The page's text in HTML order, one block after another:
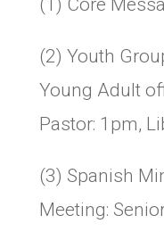
(1) Core
(2) Youth
Young Adult
Pastor: 1pm,
(3) Spanish
Meeting: